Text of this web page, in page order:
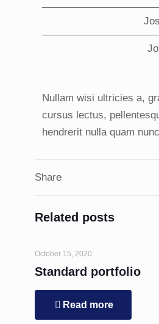
Nullam wisi ultricies a,
cursus lectus,
hendrerit nulla quam
Share
Related posts
October 15, 2020
Standard portfolio
Read more